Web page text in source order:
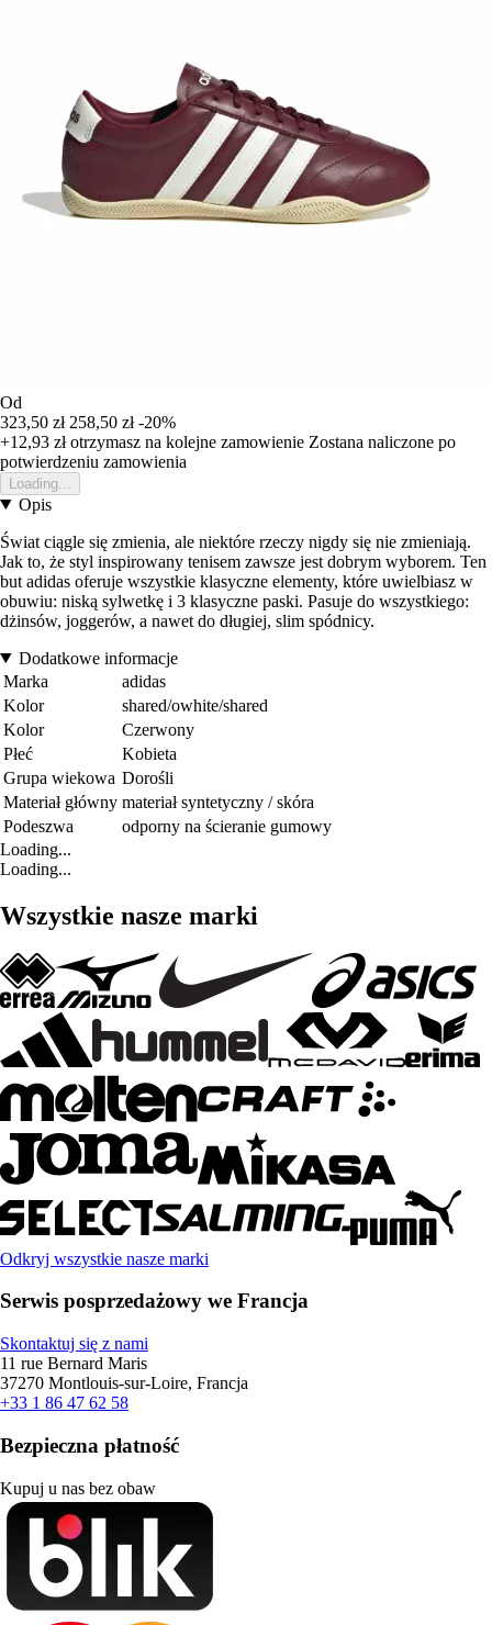
Od
323,50 zł 258,50 zł -20%
+12,93 złotrzymasz na kolejne zamowienie Zostana naliczone po
potwierdzeniu zamowienia
Loading...
Opis
Świat ciągle się zmienia, ale niektóre rzeczy nigdy się nie zmieniają.
Jak to, że styl inspirowany tenisem zawsze jest dobrym wyborem. Ten
but adidas oferuje wszystkie klasyczne elementy, które uwielbiasz w
obuwiu: niską sylwetkę i 3 klasyczne paski. Pasuje do wszystkiego:
dżinsów, joggerów, a nawet do długiej, slim spódnicy.
Dodatkowe informacje
Marka
adidas
Kolor
shared/owhite/shared
Kolor
Czerwony
Płeć
Kobieta
Grupa wiekowa Dorośli
Materiał główny materiał syntetyczny / skóra
Podeszwa
odporny na ścieranie gumowy
Loading...
Loading...
Wszystkie nasze marki
Odkryj wszystkie nasze marki
Serwis posprzedażowy we Francja
Skontaktuj się z nami
11 rue Bernard Maris
37270 Montlouis-sur-Loire, Francja
+33 1 86 47 62 58
Bezpieczna płatność
Kupuj u nas bez obaw